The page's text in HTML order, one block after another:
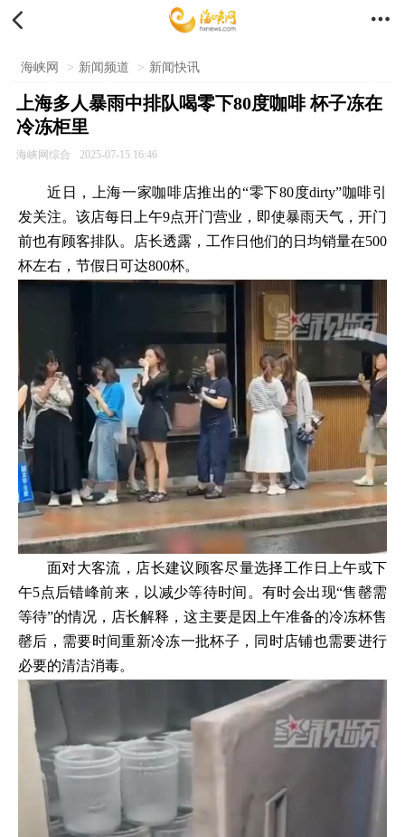
 
海峡网 > 新闻频道 > 新闻快讯
上海多人暴雨中排队喝零下80度咖啡 杯子冻在
冷冻柜里
海峡网综合 2025-07-15 16:46
近日，上海一家咖啡店推出的“零下80度dirty”咖啡引
发关注。该店每日上午9点开门营业，即使暴雨天气，开门
前也有顾客排队。店长透露，工作日他们的日均销量在500
杯左右，节假日可达800杯。
面对大客流，店长建议顾客尽量选择工作日上午或下
午5点后错峰前来，以减少等待时间。有时会出现“售罄需
等待”的情况，店长解释，这主要是因上午准备的冷冻杯售
罄后，需要时间重新冷冻一批杯子，同时店铺也需要进行
必要的清洁消毒。